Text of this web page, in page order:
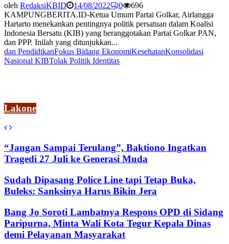
oleh RedaksiKBID 14/08/2022 0
696
KAMPUNGBERITA.ID-Ketua Umum Partai Golkar, Airlangga
Hartarto menekankan pentingnya politik persatuan dalam Koalisi
Indonesia Bersatu (KIB) yang beranggotakan Partai Golkar PAN,
dan PPP. Inilah yang ditunjukkan...
dan PendidikanFokus Bidang EkonomiKesehatanKonsolidasi
Nasional KIBTolak Politik Identitas
Lakone
“Jangan Sampai Terulang”, Baktiono Ingatkan
Tragedi 27 Juli ke Generasi Muda
Sudah Dipasang Police Line tapi Tetap Buka,
Buleks: Sanksinya Harus Bikin Jera
Bang Jo Soroti Lambatnya Respons OPD di Sidang
Paripurna, Minta Wali Kota Tegur Kepala Dinas
demi Pelayanan Masyarakat